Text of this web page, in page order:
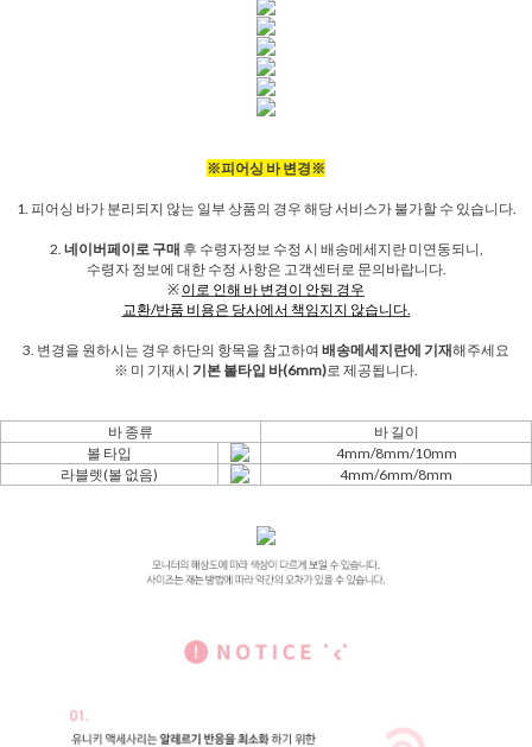
※피어싱 바 변경※
1. 피어싱 바가 분리되지 않는 일부 상품의 경우 해당 서비스가 불가할 수 있습니다.
2. 네이버페이로 구매 후 수령자정보 수정 시 배송메세지란 미연동되니,
수령자 정보에 대한 수정 사항은 고객센터로 문의바랍니다.
※ 이로 인해 바 변경이 안된 경우
교환/반품 비용은 당사에서 책임지지 않습니다.
3. 변경을 원하시는 경우 하단의 항목을 참고하여 배송메세지란에 기재해주세요
※ 미 기재시 기본 볼타입 바(6mm)로 제공됩니다.
바 종류
바 길이
볼 타입
4mm/8mm/10mm
라블렛(볼 없음)
4mm/6mm/8mm